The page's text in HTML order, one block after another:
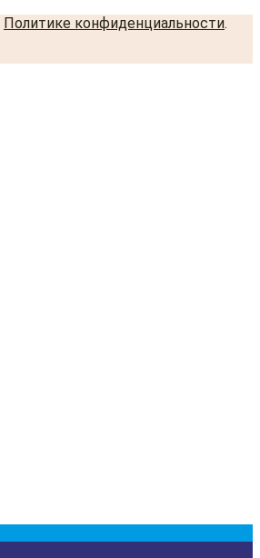
Политике конфиденциальности.